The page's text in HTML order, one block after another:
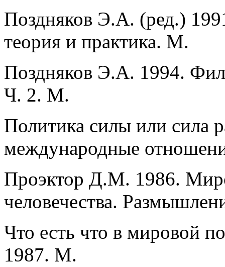
Поздняков Э.А. (ред.)
теория и практика. М.
Поздняков Э.А. 1994.
Ч. 2. М.
Политика силы или сила
международные
Проэктор Д.М. 1986.
человечества.
Что есть что в мировой
1987. М.